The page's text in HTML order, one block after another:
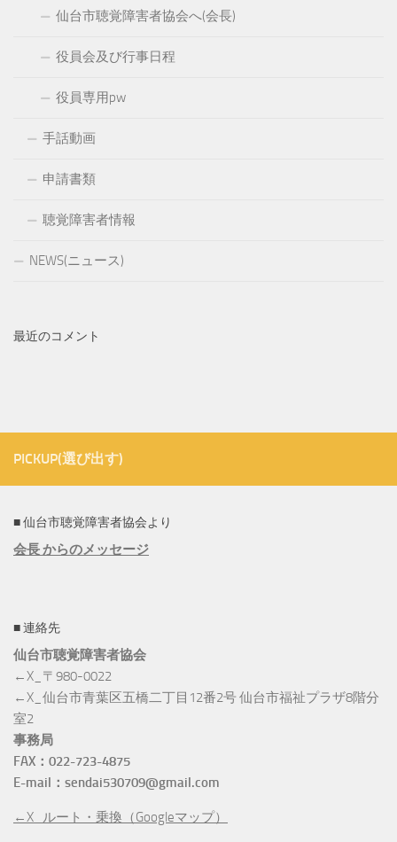
仙台市聴覚障害者協会へ(会長)
役員会及び行事日程
役員専用pw
手話動画
申請書類
聴覚障害者情報
NEWS(ニュース)
最近のコメント
PICKUP(選び出す)
■ 仙台市聴覚障害者協会より
会長 からのメッセージ
■ 連絡先
仙台市聴覚障害者協会
←X_〒980-0022
←X_仙台市青葉区五橋二丁目12番2号 仙台市福祉プラザ8階分
室2
事務局
FAX：022-723-4875
E-mail：sendai530709@gmail.com
←X_ルート・乗換（Googleマップ）